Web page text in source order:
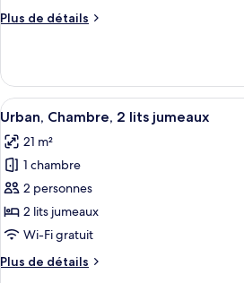
chambre :
très
grand
lit
Plus de détails
Plus
Chambre,
très
lit
Afficher
toutes
les
photos
pour
ce
type
chambre :
Une
10
Urban, Chambre, 2 lits jumeaux
21 m²
1 chambre
2 personnes
2 lits jumeaux
Wi-Fi gratuit
Plus de détails
Plus